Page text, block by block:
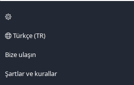
Türkçe (TR)
Bize ulaşın
Şartlar ve kurallar